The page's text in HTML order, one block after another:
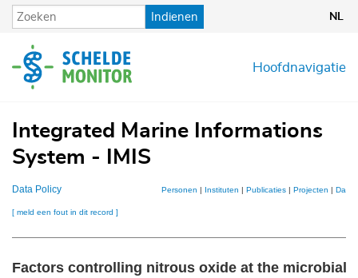
Overslaan
en
de
inhoud
Indienen NL
Hoofdnavigatie
Integrated Marine Informations
System - IMIS
Data Policy Personen | Instituten | Publicaties| Projecten |
[ meld een fout in dit record ]
Factors controlling nitrous oxide at the microbial